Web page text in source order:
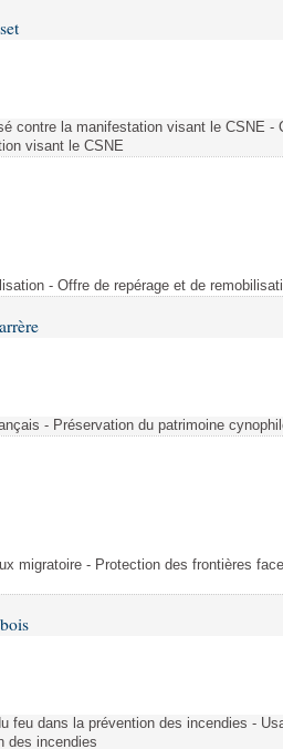
contre la manifestation visant le CSNE -
visant le CSNE
- Offre de repérage et de
- Préservation du patrimoine
migratoire - Protection des frontières
feu dans la prévention des incendies -
des incendies